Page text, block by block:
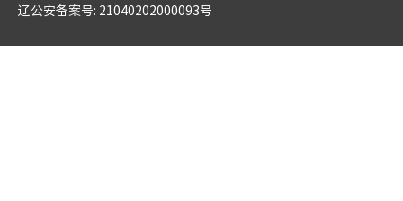
辽公安备案号: 21040202000093号